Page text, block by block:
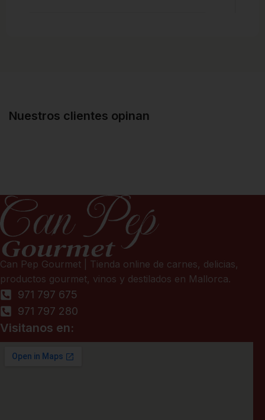
Nuestros clientes opinan
Can Pep Gourmet | Tienda online de carnes, delicias,
productos gourmet, vinos y destilados en Mallorca.
971 797 675
971 797 280
Visitanos en: